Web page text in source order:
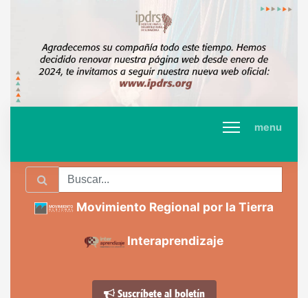
menu
Movimiento Regional por la Tierra
Interaprendizaje
Suscríbete al boletín